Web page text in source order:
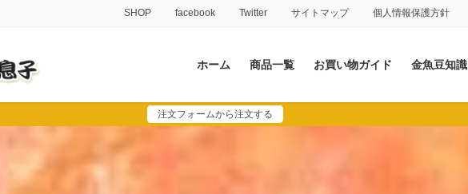
SHOP facebook Twitter サイトマップ 個人情報保護方針
ホーム 商品一覧 お買い物ガイド 金魚豆知識
注文フォームから注文する